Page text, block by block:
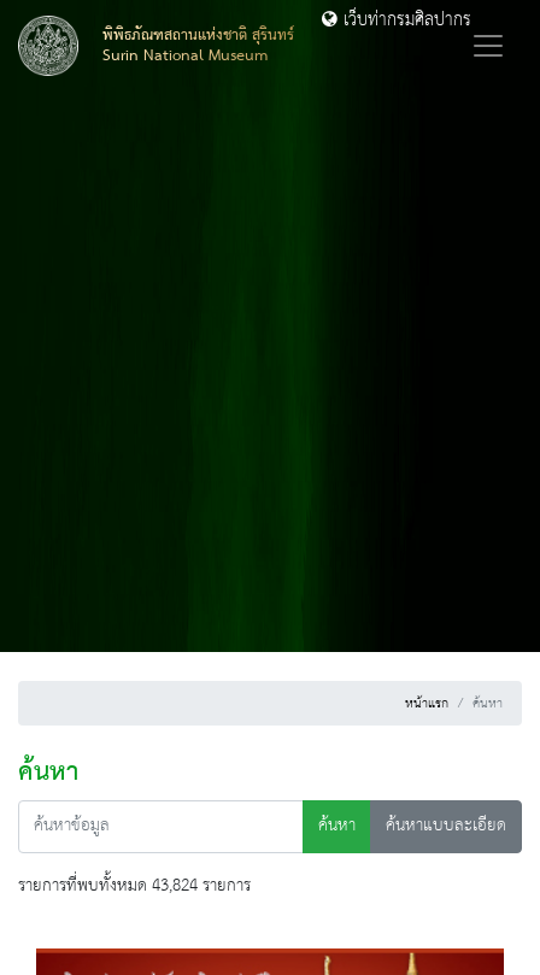
พิพิธภัณฑสถานแห่งชาติ สุรินทร์
Surin National Museum
เว็บท่ากรมศิลปากร
หน้าแรก ค้นหา
ค้นหา
ค้นหา
ค้นหาแบบละเอียด
รายการที่พบทั้งหมด 43,824 รายการ